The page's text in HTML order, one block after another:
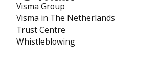
Visma Group
Visma in The Netherlands
Trust Centre
Whistleblowing